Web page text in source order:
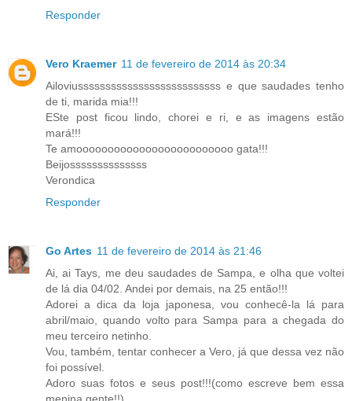
Responder
Vero Kraemer 11 de fevereiro de 2014 às 20:34
Ailoviussssssssssssssssssssssssss e que saudades tenho
de ti, marida mia!!!
ESte post ficou lindo, chorei e ri, e as imagens estão
mará!!!
Te amooooooooooooooooooooooooo gata!!!
Beijossssssssssssss
Verondica
Responder
Go Artes 11 de fevereiro de 2014 às 21:46
Ai, ai Tays, me deu saudades de Sampa, e olha que voltei
de lá dia 04/02. Andei por demais, na 25 então!!!
Adorei a dica da loja japonesa, vou conhecê-la lá para
abril/maio, quando volto para Sampa para a chegada do
meu terceiro netinho.
Vou, também, tentar conhecer a Vero, já que dessa vez não
foi possível.
Adoro suas fotos e seus post!!!(como escreve bem essa